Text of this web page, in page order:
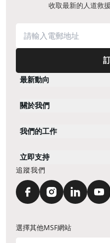
收取最新的人道救
最新動向
關於我們
我們的工作
立即支持
追蹤我們
選擇其他MSF網站